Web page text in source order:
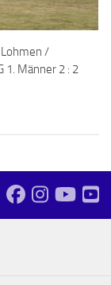
Lohmen /
1. Männer 2 : 2